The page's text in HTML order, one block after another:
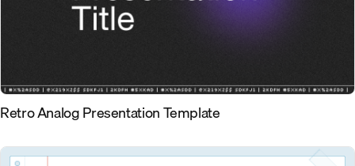
Retro Analog Presentation Template